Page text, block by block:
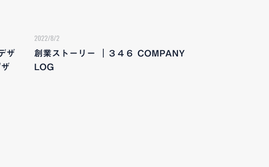
ザ
2022/8/2
創業ストーリー ｜３４６ COMPANY
LOG